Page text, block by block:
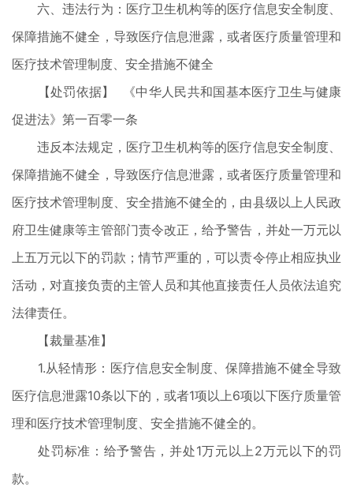
六、违法行为：医疗卫生机构等的医疗信息安全制度、
保障措施不健全，导致医疗信息泄露，或者医疗质量管理和
医疗技术管理制度、安全措施不健全
【处罚依据】 《中华人民共和国基本医疗卫生与健康
促进法》第一百零一条
违反本法规定，医疗卫生机构等的医疗信息安全制度、
保障措施不健全，导致医疗信息泄露，或者医疗质量管理和
医疗技术管理制度、安全措施不健全的，由县级以上人民政
府卫生健康等主管部门责令改正，给予警告，并处一万元以
上五万元以下的罚款；情节严重的，可以责令停止相应执业
活动，对直接负责的主管人员和其他直接责任人员依法追究
法律责任。
【裁量基准】
1.从轻情形：医疗信息安全制度、保障措施不健全导致
医疗信息泄露10条以下的，或者1项以上6项以下医疗质量管
理和医疗技术管理制度、安全措施不健全的。
处罚标准：给予警告，并处1万元以上2万元以下的罚
款。